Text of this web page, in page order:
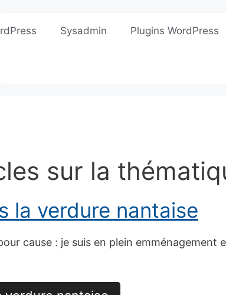
Sysadmin Plugins WordPress
sur la
la verdure nantaise
cause : je suis en plein emménagement